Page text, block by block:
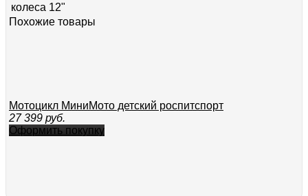
колеса 12"
Похожие товары
Мотоцикл МиниМото детский роспитспорт
27 399 руб.
Оформить покупку